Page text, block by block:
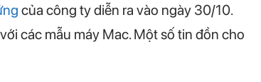
của công ty diễn ra vào ngày 30/10.
các mẫu máy Mac. Một số tin đồn cho